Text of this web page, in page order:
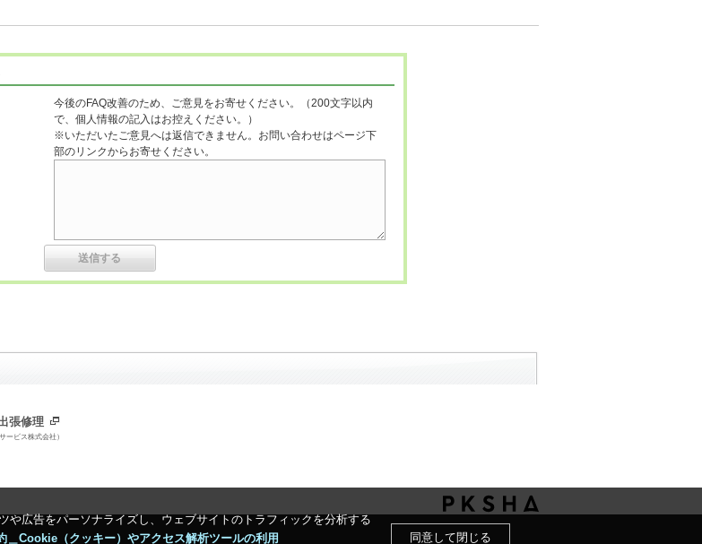
今後のFAQ改善のため、ご意見をお寄せください。（200文字以内
で、個人情報の記入はお控えください。）
※いただいたご意見へは返信できません。お問い合わせはページ下
部のリンクからお寄せください。
張修理
ービス株式会社）
広告をパーソナライズし、ウェブサイトのトラフィックを分析する
＿Cookie（クッキー）やアクセス解析ツールの利用 同意して閉じる